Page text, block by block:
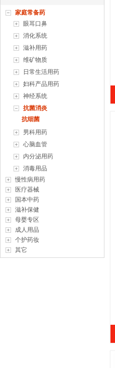
家庭常备药
眼耳口鼻
消化系统
滋补用药
维矿物质
日常生活用药
妇科产品用药
神经系统
抗菌消炎
抗细菌
男科用药
心脑血管
内分泌用药
消毒用品
慢性病用药
医疗器械
国本中药
滋补保健
母婴专区
成人用品
个护药妆
其它